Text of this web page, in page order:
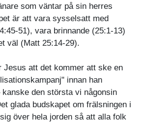
som väntar på sin herres
är att vara sysselsatt med
51), vara brinnande (25:1-13)
väl (Matt 25:14-29).
Jesus att det kommer att ske en
innan han
den största vi någonsin
glada budskapet om frälsningen i
över hela jorden så att alla folk